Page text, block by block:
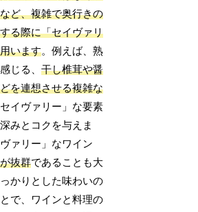
ど、複雑で奥行きの
る際に「セイヴァリ
います。例えば、熟
じる、干し椎茸や醤
を連想させる複雑な
イヴァリー」な要素
みとコクを与えま
ァリー」なワイン
抜群であることも大
かりとした味わいの
で、ワインと料理の